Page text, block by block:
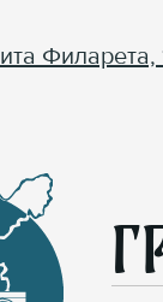
Филарета,